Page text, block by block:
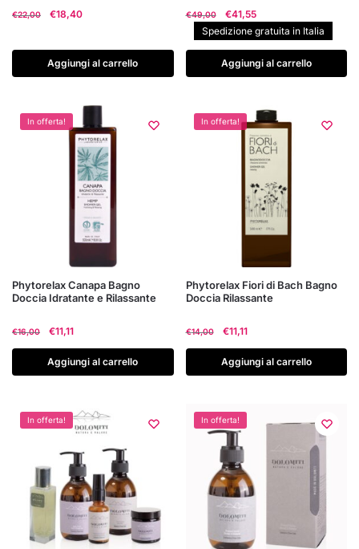
€22,00
Il
era:
€22,00.
€18,40
è:
€18,40.
Aggiungi al carrello
€49,00
Il
prezzo
originale
era:
€49,00.
€41,55
prezzo
attuale
è:
€41,55.
Spedizione gratuita in Italia
Aggiungi al carrello
In offerta!
Phytorelax Canapa Bagno
Doccia Idratante e Rilassante
€16,00
Il
originale
era:
€11,11
attuale
è:
Aggiungi al carrello
In offerta!
Phytorelax Fiori di Bach Bagno
Doccia Rilassante
€14,00
Il
originale
era:
€11,11
attuale
è:
Aggiungi al carrello
In offerta! In offerta!